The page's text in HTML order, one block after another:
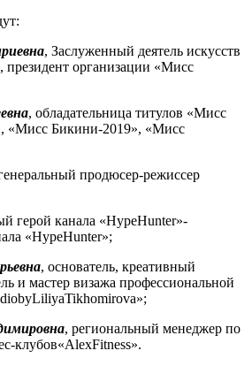
, Заслуженный деятель искусств
президент организации «Мисс
, обладательница титулов «Мисс
«Мисс Бикини-2019», «Мисс
продюсер-режиссер
герой канала «HypeHunter»-
«HypeHunter»;
, основатель, креативный
и мастер визажа профессиональной
, региональный менеджер по
клубов«AlexFitness».